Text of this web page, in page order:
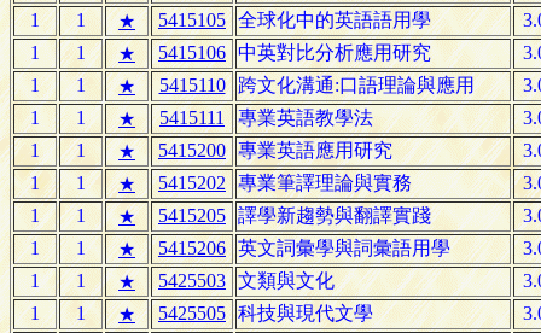
1
1 ★ 5415105 全球化中的英語語用學
1
1 ★ 5415106 中英對比分析應用研究
1
1 ★ 5415110 跨文化溝通:口語理論與應用
1
1 ★ 5415111 專業英語教學法
1
1 ★ 5415200 專業英語應用研究
1
1 ★ 5415202 專業筆譯理論與實務
1
1 ★ 5415205 譯學新趨勢與翻譯實踐
1
1 ★ 5415206 英文詞彙學與詞彙語用學
1
1 ★ 5425503 文類與文化
1
1 ★ 5425505 科技與現代文學